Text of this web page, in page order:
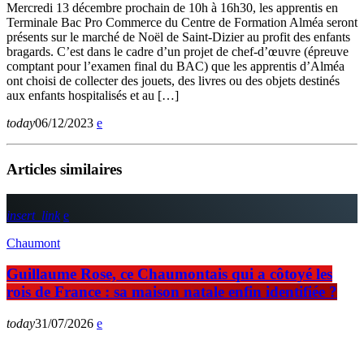
Mercredi 13 décembre prochain de 10h à 16h30, les apprentis en
Terminale Bac Pro Commerce du Centre de Formation Alméa seront
présents sur le marché de Noël de Saint-Dizier au profit des enfants
bragards. C’est dans le cadre d’un projet de chef-d’œuvre (épreuve
comptant pour l’examen final du BAC) que les apprentis d’Alméa
ont choisi de collecter des jouets, des livres ou des objets destinés
aux enfants hospitalisés et au […]
today06/12/2023
Articles similaires
insert_link
Chaumont
Guillaume Rose, ce Chaumontais qui a côtoyé les
rois de France : sa maison natale enfin identifiée ?
today31/07/2026